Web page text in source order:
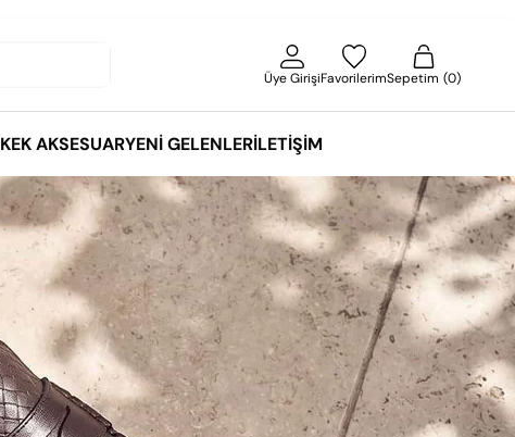
Üye GirişiFavorilerimSepetim 0
AKSESUARYENI GELENLERİLETIŞIM